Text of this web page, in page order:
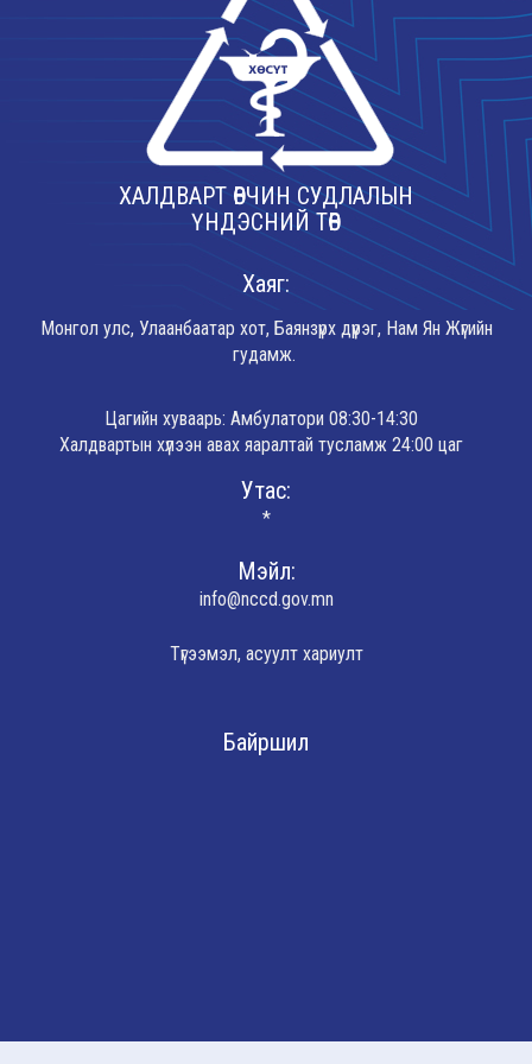
ХАЛДВАРТ ӨВЧИН СУДЛАЛЫН
ҮНДЭСНИЙ ТӨВ
Хаяг:
Монгол улс, Улаанбаатар хот, Баянзүрх дүүрэг, Нам Ян Жүгийн
гудамж.
Цагийн хуваарь: Амбулатори 08:30-14:30
Халдвартын хүлээн авах яаралтай тусламж 24:00 цаг
Утас:
*
Мэйл:
info@nccd.gov.mn
Түгээмэл, асуулт хариулт
Байршил